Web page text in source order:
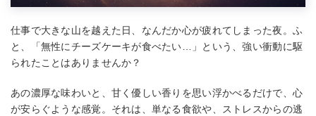
仕事で大きな山を越えた日、なんだか心が疲れてしまった夜。ふ
と、「無性にチーズケーキが食べたい…」という、強い衝動に駆
られたことはありませんか？
あの濃厚な味わいと、甘く優しい香りを思い浮かべるだけで、心
が安らぐような感覚。それは、単なる食欲や、ストレスからの逃